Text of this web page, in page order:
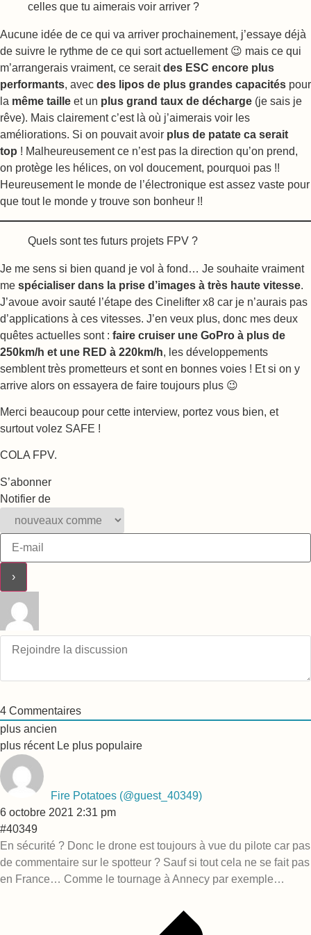
celles que tu aimerais voir arriver ?
Aucune idée de ce qui va arriver prochainement, j’essaye déjà
de suivre le rythme de ce qui sort actuellement 😉 mais ce qui
m’arrangerais vraiment, ce seraitdes ESC encore plus
performants, avec des lipos de plus grandes capacités pour
la même taille et un plus grand taux de décharge (je sais je
rêve). Mais clairement c’est là où j’aimerais voir les
améliorations. Si on pouvait avoir plus de patate ca serait
top ! Malheureusement ce n’est pas la direction qu’on prend,
on protège les hélices, on vol doucement, pourquoi pas !!
Heureusement le monde de l’électronique est assez vaste pour
que tout le monde y trouve son bonheur !!
Quels sont tes futurs projets FPV ?
Je me sens si bien quand je vol à fond… Je souhaite vraiment
me spécialiser dans la prise d’images à très haute vitesse.
J’avoue avoir sauté l’étape des Cinelifter x8 car je n’aurais pas
d’applications à ces vitesses. J’en veux plus, donc mes deux
quêtes actuelles sont : faire cruiser une GoPro à plus de
250km/h et une RED à 220km/h, les développements
semblent très prometteurs et sont en bonnes voies ! Et si on y
arrive alors on essayera de faire toujours plus 😉
Merci beaucoup pour cette interview, portez vous bien, et
surtout volez SAFE !
COLA FPV.
S’abonner
Notifier de
4 Commentaires
plus ancien
plus récent Le plus populaire
Fire Potatoes (@guest_40349)
6 octobre 2021 2:31 pm
#40349
En sécurité ? Donc le drone est toujours à vue du pilote car pas
de commentaire sur le spotteur ? Sauf si tout cela ne se fait pas
en France… Comme le tournage à Annecy par exemple…